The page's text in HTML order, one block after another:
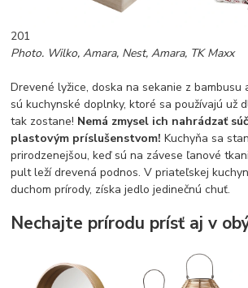
201
Photo. Wilko, Amara, Nest, Amara, TK Maxx
Drevené lyžice, doska na sekanie z
sú kuchynské doplnky, ktoré sa používajú už
tak zostane! Nemá zmysel ich nahrádzať
plastovým príslušenstvom!Kuchyňa sa
prirodzenejšou, keď sú na závese ľanové
pult leží drevená podnos. V priateľskej
duchom prírody, získa jedlo jedinečnú chuť.
Nechajte prírodu prísť aj v